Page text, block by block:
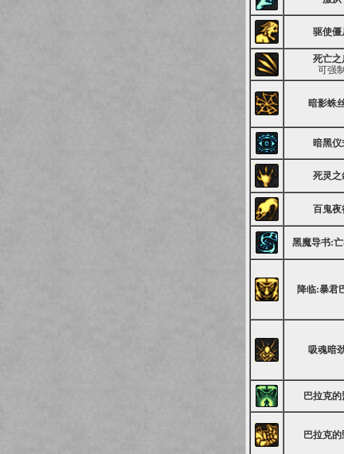
驱使僵
死亡之
可强制
暗影蛛
暗黑仪
死灵之
百鬼夜
黑魔导书:
降临:暴君
吸魂暗
巴拉克
巴拉克